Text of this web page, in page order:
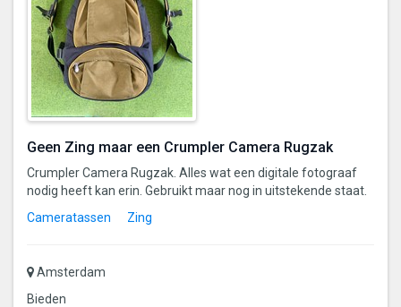
Geen Zing maar een Crumpler Camera Rugzak
Crumpler Camera Rugzak. Alles wat een digitale fotograaf
nodig heeft kan erin. Gebruikt maar nog in uitstekende staat.
Cameratassen
Zing
Amsterdam
Bieden